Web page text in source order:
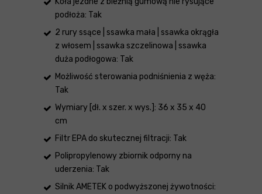
podłoża: Tak
2 rury ssące | ssawka mała | ssawka okrągła
z włosem | ssawka szczelinowa | ssawka
duża podłogowa: Tak
Możliwość sterowania podniśnienia z węża:
Tak
Wymiary [dł. x szer. x wys.]: 36 x 35 x 40
cm
Filtr EPA do skutecznej filtracji: Tak
Polipropylenowy zbiornik odporny na
uderzenia: Tak
Silnik AMETEK o podwyższonej żywotności: